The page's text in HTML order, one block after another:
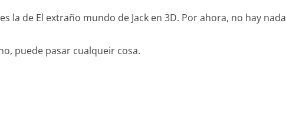
la de El extraño mundo de Jack en 3D. Por ahora, no hay nada
puede pasar cualqueir cosa.